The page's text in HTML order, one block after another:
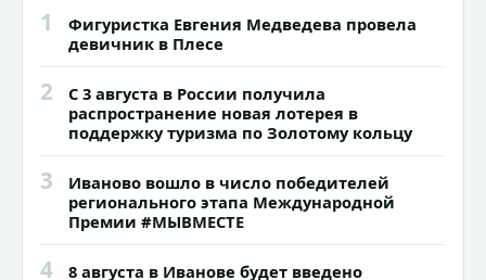
1
Фигуристка Евгения Медведева провела
девичник в Плесе
2
С 3 августа в России получила
распространение новая лотерея в
поддержку туризма по Золотому кольцу
3
Иваново вошло в число победителей
регионального этапа Международной
Премии #МЫВМЕСТЕ
4
8 августа в Иванове будет введено